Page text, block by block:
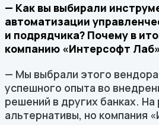
— Как вы выбирали
автоматизации
и подрядчика? Почему в
компанию «Интерсофт
— Мы выбрали этого вендора
успешного опыта во
решений в других банках. На
альтернативы, но компания